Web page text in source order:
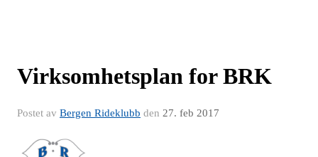
Virksomhetsplan for BRK
Postet av Bergen Rideklubb den 27. feb 2017